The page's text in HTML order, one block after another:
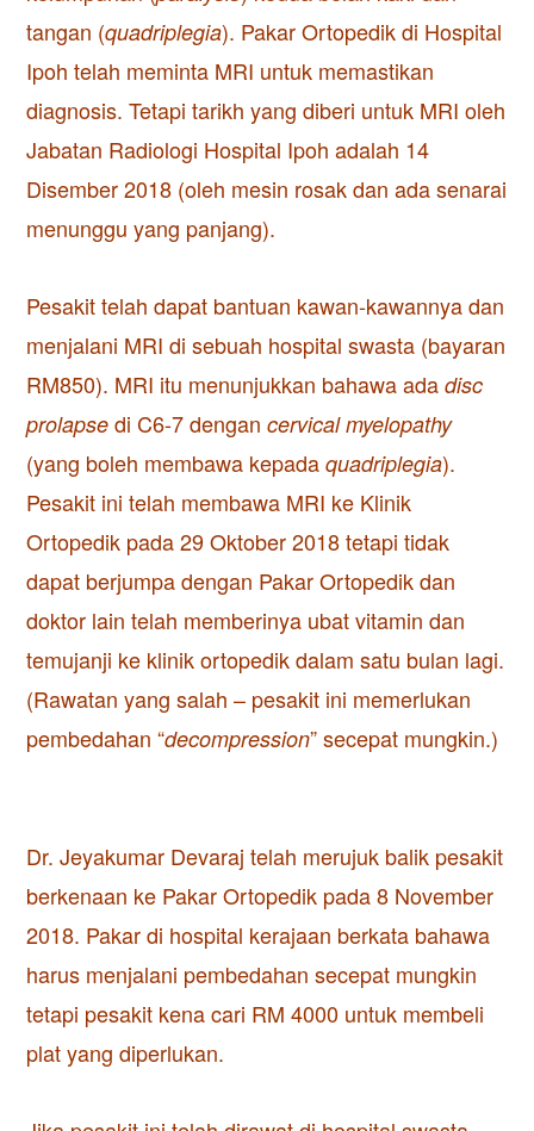
tangan (quadriplegia). Pakar Ortopedik di Hospital
Ipoh telah meminta MRI untuk memastikan
diagnosis. Tetapi tarikh yang diberi untuk MRI oleh
Jabatan Radiologi Hospital Ipoh adalah 14
Disember 2018 (oleh mesin rosak dan ada senarai
menunggu yang panjang).
Pesakit telah dapat bantuan kawan-kawannya dan
menjalani MRI di sebuah hospital swasta (bayaran
RM850). MRI itu menunjukkan bahawa adadisc
prolapse di C6-7 dengancervical myelopathy
(yang boleh membawa kepadaquadriplegia).
Pesakit ini telah membawa MRI ke Klinik
Ortopedik pada 29 Oktober 2018 tetapi tidak
dapat berjumpa dengan Pakar Ortopedik dan
doktor lain telah memberinya ubat vitamin dan
temujanji ke klinik ortopedik dalam satu bulan lagi.
(Rawatan yang salah – pesakit ini memerlukan
pembedahan “decompression” secepat mungkin.)
Dr. Jeyakumar Devaraj telah merujuk balik pesakit
berkenaan ke Pakar Ortopedik pada 8 November
2018. Pakar di hospital kerajaan berkata bahawa
harus menjalani pembedahan secepat mungkin
tetapi pesakit kena cari RM 4000 untuk membeli
plat yang diperlukan.